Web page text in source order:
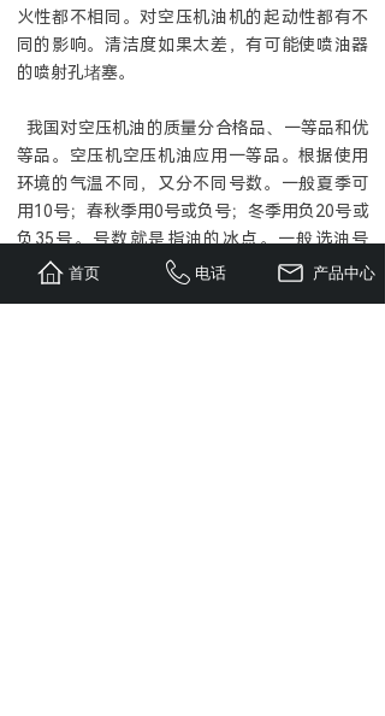
火性都不相同。对空压机油机的起动性都有不
同的影响。清洁度如果太差，有可能使喷油器
的喷射孔堵塞。
我国对空压机油的质量分合格品、一等品和优
等品。空压机空压机油应用一等品。根据使用
环境的气温不同，又分不同号数。一般夏季可
用10号；春秋季用0号或负号；冬季用负20号或
负35号。号数就是指油的冰点。一般选油号
时，应使号数比使用环境的最低气温低5℃。
首页 电话 产品中心